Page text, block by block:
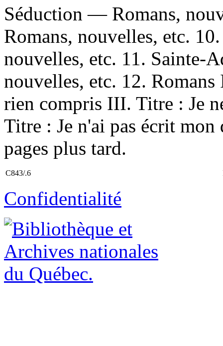
Séduction — Romans,
Romans, nouvelles, etc.
nouvelles, etc. 11. Sainte-
nouvelles, etc. 12.
rien compris III. Titre : Je
Titre : Je n'ai pas écrit
pages plus tard.
C843/.6
Confidentialité